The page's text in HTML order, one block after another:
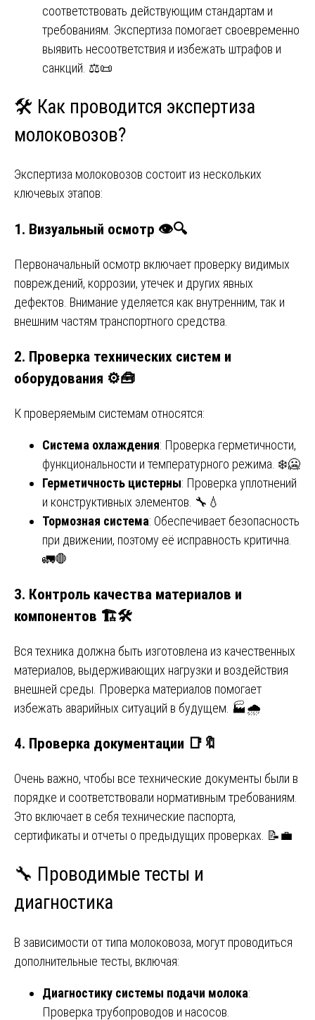
соответствовать действующим стандартам и
требованиям. Экспертиза помогает своевременно
выявить несоответствия и избежать штрафов и
санкций. ⚖️📜
🛠️ Как проводится экспертиза
молоковозов?
Экспертиза молоковозов состоит из нескольких
ключевых этапов:
1. Визуальный осмотр 👁️🔍
Первоначальный осмотр включает проверку видимых
повреждений, коррозии, утечек и других явных
дефектов. Внимание уделяется как внутренним, так и
внешним частям транспортного средства.
2. Проверка технических систем и
оборудования ⚙️🧰
К проверяемым системам относятся:
Система охлаждения: Проверка герметичности,
функциональности и температурного режима. ❄️🥶
Герметичность цистерны: Проверка уплотнений
и конструктивных элементов. 🔧💧
Тормозная система: Обеспечивает безопасность
при движении, поэтому её исправность критична.
🚛🛑
3. Контроль качества материалов и
компонентов 🏗️🛠️
Вся техника должна быть изготовлена из качественных
материалов, выдерживающих нагрузки и воздействия
внешней среды. Проверка материалов помогает
избежать аварийных ситуаций в будущем. 🏭🌧️
4. Проверка документации 📑🔖
Очень важно, чтобы все технические документы были в
порядке и соответствовали нормативным требованиям.
Это включает в себя технические паспорта,
сертификаты и отчеты о предыдущих проверках. 📝💼
🔧 Проводимые тесты и
диагностика
В зависимости от типа молоковоза, могут проводиться
дополнительные тесты, включая:
Диагностику системы подачи молока:
Проверка трубопроводов и насосов.